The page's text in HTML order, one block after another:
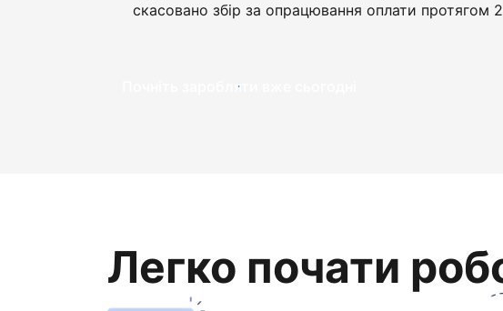
скасовано збір за опрацювання оплати протягом
Почніть заробляти вже сьогодні
Легко почати